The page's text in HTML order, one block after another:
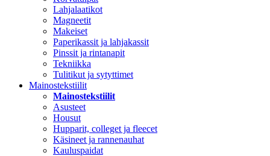
Lahjalaatikot
Magneetit
Makeiset
Paperikassit ja lahjakassit
Pinssit ja rintanapit
Tekniikka
Tulitikut ja sytyttimet
Mainostekstiilit
Mainostekstiilit
Asusteet
Housut
Hupparit, colleget ja fleecet
Käsineet ja rannenauhat
Kauluspaidat